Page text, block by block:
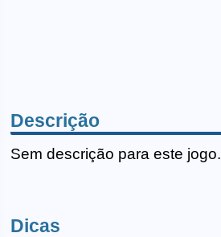
Descrição
Sem descrição para este jogo.
Dicas